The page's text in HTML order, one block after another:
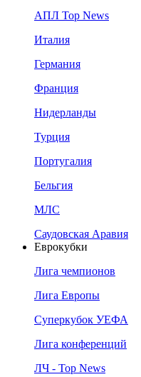
АПЛ Top News
Италия
Германия
Франция
Нидерланды
Турция
Португалия
Бельгия
МЛС
Саудовская Аравия
Еврокубки
Лига чемпионов
Лига Европы
Суперкубок УЕФА
Лига конференций
ЛЧ - Top News